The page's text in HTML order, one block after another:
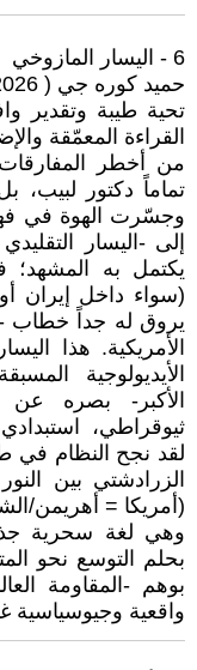
6 - اليسار المازوخي
حميد كوره جي ( 2026 / 7 / 3 - 06:36 )
تحية طيبة وتقدير
القراءة المعمّقة
من أخطر
تماماً دكتور لبيب،
وجسّرت الهوة في
إلى -اليسار
يكتمل به المشهد؛
(سواء داخل إيران أو
يروق له جداً خطاب -
الأمريكية. هذا
الأيديولوجية
الأكبر- بصره
ثيوقراطي،
لقد نجح النظام في
الزرادشتي بين
(أمريكا = أهريمن/
وهي لغة سحرية
بحلم التوسع نحو
بوهم -المقاومة
واقعية وجيوسياسية